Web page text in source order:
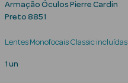
Cosmética
Armação Óculos Pierre Cardin
Preto 8851
Lentes Monofocais Classic incluídas
1 un